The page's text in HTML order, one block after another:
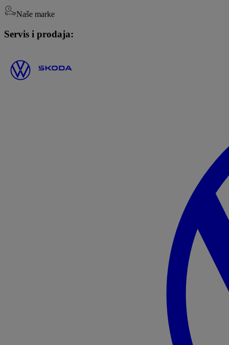
Naše marke
Servis i prodaja: